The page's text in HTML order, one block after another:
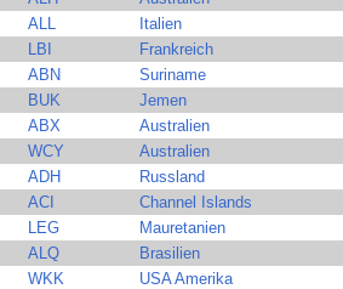
ALL
Italien
LBI
Frankreich
ABN
Suriname
BUK
Jemen
ABX
Australien
WCY
Australien
ADH
Russland
ACI
Channel Islands
LEG
Mauretanien
ALQ
Brasilien
WKK
USA Amerika